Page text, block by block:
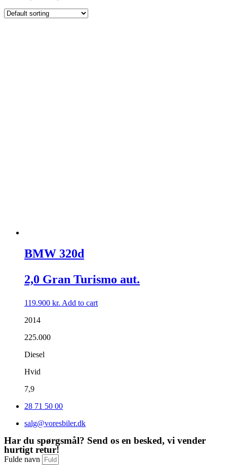
BMW 320d
2,0 Gran Turismo aut.
119.900 kr. Add to cart
2014
225.000
Diesel
Hvid
7,9
28 71 50 00
salg@voresbiler.dk
Har du spørgsmål? Send os en besked, vi vender
hurtigt retur!
Fulde navn